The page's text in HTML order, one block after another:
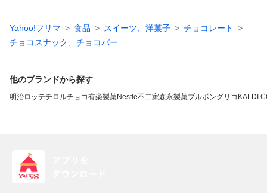
Yahoo!フリマ 食品 スイーツ、洋菓子
チョコレート
チョコスナック、チョコバー
他のブランドから探す
明治ロッテチロルチョコ有楽製菓Nestle不二家森永製菓ブルボングリコ KALDI